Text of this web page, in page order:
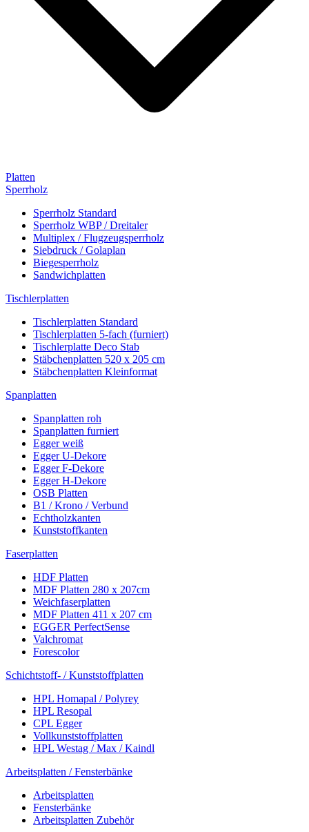
Platten
Sperrholz
Sperrholz Standard
Sperrholz WBP / Dreitaler
Multiplex / Flugzeugsperrholz
Siebdruck / Golaplan
Biegesperrholz
Sandwichplatten
Tischlerplatten
Tischlerplatten Standard
Tischlerplatten 5-fach (furniert)
Tischlerplatte Deco Stab
Stäbchenplatten 520 x 205 cm
Stäbchenplatten Kleinformat
Spanplatten
Spanplatten roh
Spanplatten furniert
Egger weiß
Egger U-Dekore
Egger F-Dekore
Egger H-Dekore
OSB Platten
B1 / Krono / Verbund
Echtholzkanten
Kunststoffkanten
Faserplatten
HDF Platten
MDF Platten 280 x 207cm
Weichfaserplatten
MDF Platten 411 x 207 cm
EGGER PerfectSense
Valchromat
Forescolor
Schichtstoff- / Kunststoffplatten
HPL Homapal / Polyrey
HPL Resopal
CPL Egger
Vollkunststoffplatten
HPL Westag / Max / Kaindl
Arbeitsplatten / Fensterbänke
Arbeitsplatten
Fensterbänke
Arbeitsplatten Zubehör